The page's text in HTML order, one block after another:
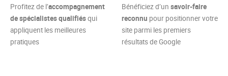
Profitez de l’accompagnement
de spécialistes qualifiésqui
appliquent les meilleures
pratiques
Bénéficiez d’un savoir-faire
reconnu pour positionner votre
site parmi les premiers
résultats de Google